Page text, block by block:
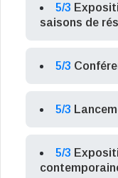
5/3
saisons de
5/3
5/3
5/3